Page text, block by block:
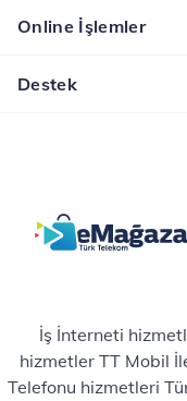
Online İşlemler
Destek
İş İnterneti
hizmetler TT Mobil
Telefonu hizmetleri